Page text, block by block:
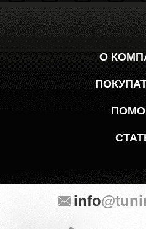
О
info